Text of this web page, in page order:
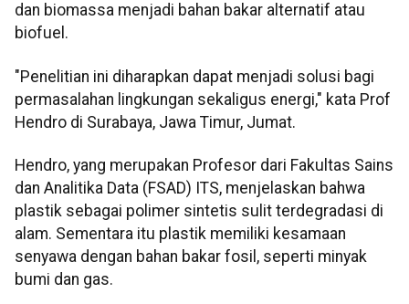
dan biomassa menjadi bahan bakar alternatif atau
biofuel.
"Penelitian ini diharapkan dapat menjadi solusi bagi
permasalahan lingkungan sekaligus energi," kata Prof
Hendro di Surabaya, Jawa Timur, Jumat.
Hendro, yang merupakan Profesor dari Fakultas Sains
dan Analitika Data (FSAD) ITS, menjelaskan bahwa
plastik sebagai polimer sintetis sulit terdegradasi di
alam. Sementara itu plastik memiliki kesamaan
senyawa dengan bahan bakar fosil, seperti minyak
bumi dan gas.